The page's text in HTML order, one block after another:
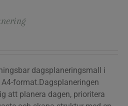
dagsplaneringsmall i
format.Dagsplaneringen
att planera dagen, prioritera